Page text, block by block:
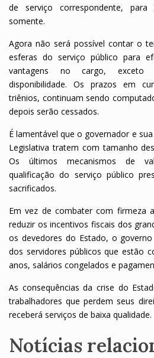
de serviço correspondente, para
somente.
Agora não será possível contar o
esferas do serviço público para
vantagens no cargo, exceto
disponibilidade. Os prazos em
triênios, continuam sendo
depois serão cessados.
É lamentável que o governador e
Legislativa tratem com tamanho
Os últimos mecanismos de
qualificação do serviço público
sacrificados.
Em vez de combater com firmeza
reduzir os incentivos fiscais dos
os devedores do Estado, o
dos servidores públicos que estão
anos, salários congelados e
As consequências da crise do
trabalhadores que perdem seus
receberá serviços de baixa qualidade.
Notícias